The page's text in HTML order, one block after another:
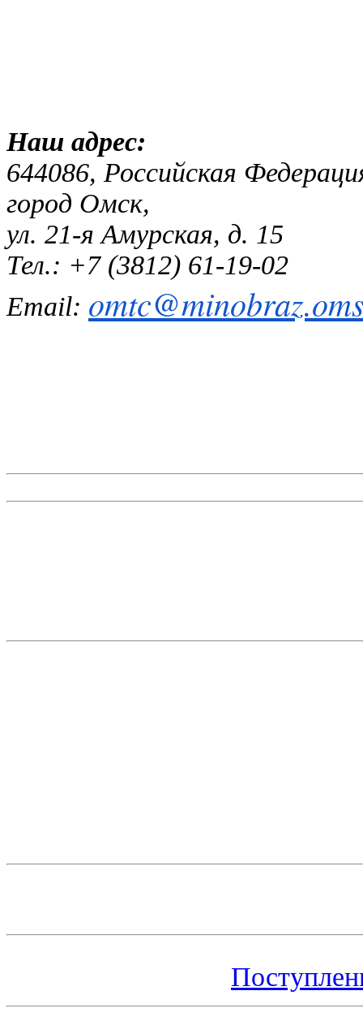
Наш
644086, Российская
город Омск,
ул. 21-я Амурская, д. 15
Тел.: +7 (3812) 61-19-02
Email: